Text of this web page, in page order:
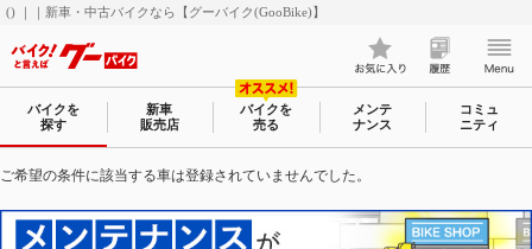
() ｜｜新車・中古バイクなら【グーバイク(GooBike)】
バイクを
探す
新車
販売店
バイクを
売る
メンテ
ナンス
コミュ
ニティ
ご希望の条件に該当する車は登録されていませんでした。